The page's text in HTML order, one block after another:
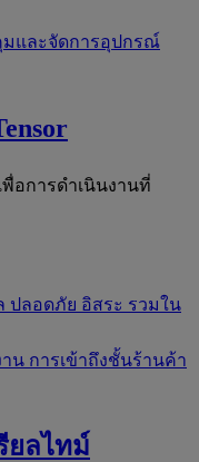
และจัดการอุปกรณ์
อการดำเนินงานที่
ปลอดภัย อิสระ รวมใน
าน การเข้าถึงชั้นร้านค้า
ยลไทม์